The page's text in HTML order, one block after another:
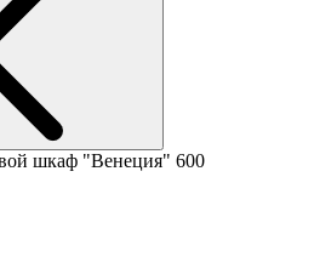
шкаф "Венеция" 600